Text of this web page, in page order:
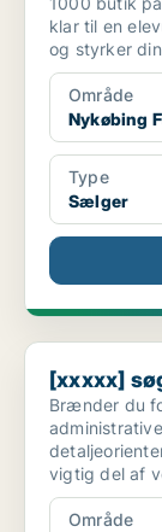
klar til en
og styrker
Område
Nykøbing
Type
Sælger
[xxxxx] søger
[xxxxx]
Brænder du
vigtig del af
Område